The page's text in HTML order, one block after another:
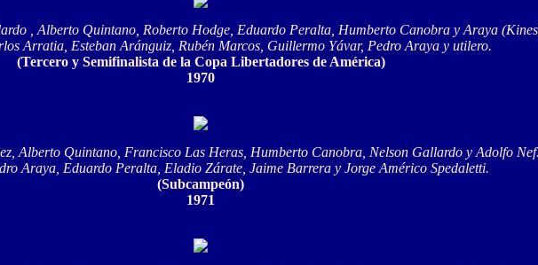
, Alberto Quintano, Roberto Hodge, Eduardo Peralta, Humberto Canobra y Araya
Arratia, Esteban Aránguiz, Rubén Marcos, Guillermo Yávar, Pedro Araya y utilero.
(Tercero y Semifinalista de la Copa Libertadores de América)
1970
Alberto Quintano, Francisco Las Heras, Humberto Canobra, Nelson Gallardo y Adolfo Nef.
Araya, Eduardo Peralta, Eladio Zárate, Jaime Barrera y Jorge Américo Spedaletti.
(Subcampeón)
1971